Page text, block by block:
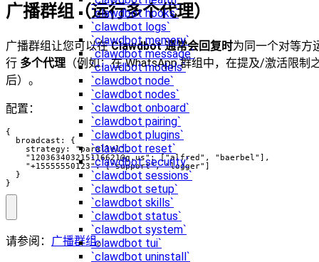
`clawdbot hooks`
`clawdbot logs`
`clawdbot memory`
`clawdbot message`
`clawdbot models`
`clawdbot node`
`clawdbot nodes`
`clawdbot onboard`
`clawdbot pairing`
`clawdbot plugins`
`clawdbot reset`
`clawdbot security`
`clawdbot sessions`
`clawdbot setup`
`clawdbot skills`
`clawdbot status`
`clawdbot system`
`clawdbot tui`
`clawdbot uninstall`
广播群组（运行多个代理）
广播群组让您可以在Clawdbot 通常会回复时为同一个对等方
行 多个代理 （例如：在 WhatsApp 群组中，在提及/激活限制
后）。
配置：
{
  broadcast: {
    strategy: "parallel",
    "
120363403215116621@g.us": ["alfred", "baerbel"],
    "+15555550123": ["support", "logger"]
  }
}
请参阅： 广播群组。